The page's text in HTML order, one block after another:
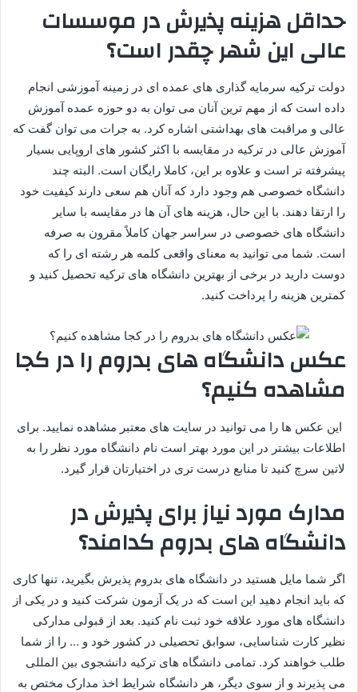
حداقل هزینه پذیرش در موسسات
عالی این شهر چقدر است؟
دولت ترکیه سرمایه گذاری های عمده ای در زمینه آموزشی انجام
داده است که از مهم ترین آنان می توان به دو حوزه عمده آموزش
عالی و مراقبت های بهداشتی اشاره کرد. به جرات می توان گفت که
آموزش عالی در ترکیه در مقایسه با اکثر کشور های اروپایی بسیار
پیشرفته تر است و علاوه بر این، کاملا رایگان است. البته چند
دانشگاه خصوصی هم وجود دارد که آنان هم سعی دارند کیفیت خود
را ارتقا دهند. با این حال، هزینه های آن ها در مقایسه با سایر
دانشگاه های خصوصی در سراسر جهان کاملاً مقرون به صرفه
است. شما می توانید به معنای واقعی کلمه هر رشته ای را که
دوست دارید در برخی از بهترین دانشگاه های ترکیه تحصیل کنید و
کمترین هزینه را پرداخت کنید.
عکس دانشگاه های بدروم را در کجا
مشاهده کنیم؟
این عکس ها را می توانید در سایت های معتبر مشاهده نمایید. برای
اطلاعات بیشتر در این مورد بهتر است نام دانشگاه مورد نظر را به
لاتین سرچ کنید تا منابع درست تری در اختیارتان قرار گیرد.
مدارک مورد نیاز برای پذیرش در
دانشگاه های بدروم کدامند؟
اگر شما مایل هستید در دانشگاه های بدروم پذیرش بگیرید، تنها کاری
که باید انجام دهید این است که در یک آزمون شرکت کنید و در یکی از
دانشگاه های مورد علاقه خود ثبت نام کنید. بعد از قبولی مدارکی
نظیر کارت شناسایی، سوابق تحصیلی در کشور خود و … را از شما
طلب خواهند کرد. تمامی دانشگاه های ترکیه دانشجوی بین المللی
می پذیرند و از سوی دیگر، هر دانشگاه شرایط اخذ مدارک مختص به